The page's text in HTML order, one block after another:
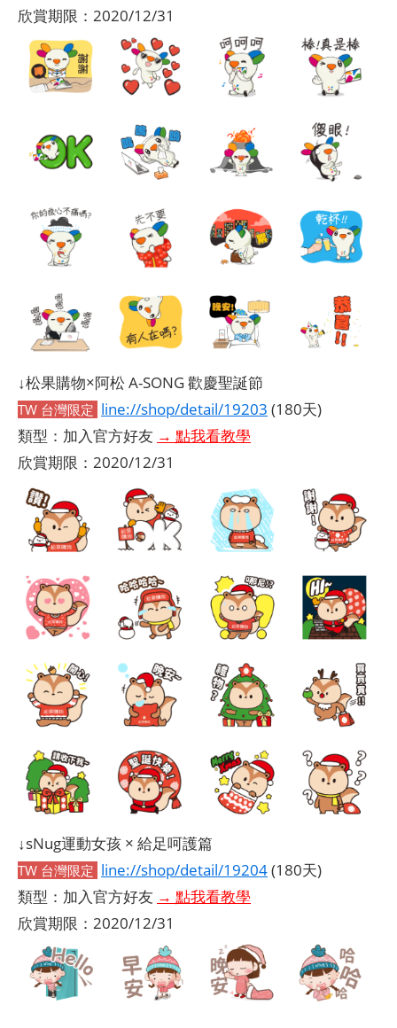
欣賞期限：2020/12/31
↓松果購物×阿松 A-SONG 歡慶聖誕節
TW 台灣限定 line://shop/detail/19203 (180天)
類型：加入官方好友 → 點我看教學
欣賞期限：2020/12/31
↓sNug運動女孩 × 給足呵護篇
TW 台灣限定 line://shop/detail/19204(180天)
類型：加入官方好友 → 點我看教學
欣賞期限：2020/12/31